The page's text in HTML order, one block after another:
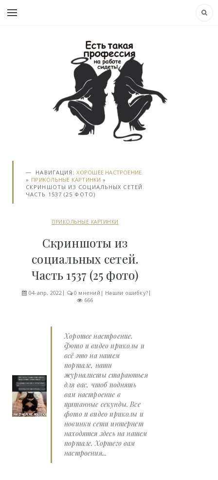
НАВИГАЦИЯ:ХОРОШЕЕ НАСТРОЕНИЕ.
» ПРИКОЛЬНЫЕ КАРТИНКИ »
СКРИНШОТЫ ИЗ СОЦИАЛЬНЫХ СЕТЕЙ.
ЧАСТЬ 1537 (25 ФОТО)
ПРИКОЛЬНЫЕ КАРТИНКИ
Скриншоты из
социальных сетей.
Часть 1537 (25 фото)
04-апр, 2022 0 мнений | Нашли ошибку?
666
Хорошее настроение.
Фото и видео приколы и
всё это на нашем
портале, наши
журналисты стараються
для вас, чтоб поднять
вам настроение в
щитанные секунды. Все
фото и видео приколы и
новинки сети интернет
находятся здесь на нашем
портале. Хоршего вам
настроения...